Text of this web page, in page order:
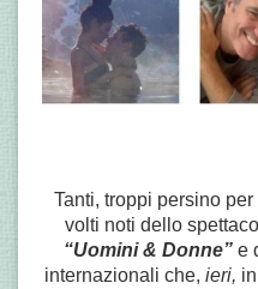
Tanti, troppi persino
volti noti dello
“Uomini & Donne”e
internazionali che, ieri,